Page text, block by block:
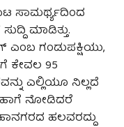
ಸಾಮರ್ಥ್ಯದಿಂದ
ಮಾಡಿತ್ತು.
ಎಂಬ ಗಂಡುಪಕ್ಷಿಯು,
95
ಎಲ್ಲಿಯೂ ನಿಲ್ಲದೆ
ನೋಡಿದರೆ
ಹಲವರದ್ದು